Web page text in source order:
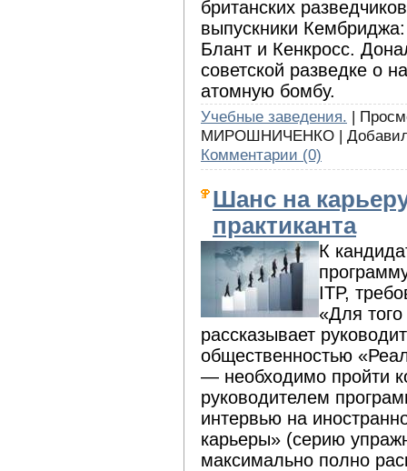
британских
выпускники
Блант и Кенкросс.
советской разведке о
атомную бомбу.
Учебные заведения. |
МИРОШНИЧЕНКО |
Комментарии (0)
Шанс на
практиканта
К
ITP,
«Для
рассказывает
общественностью
— необходимо пройти
руководителем
интервью на
карьеры» (серию
максимально полно